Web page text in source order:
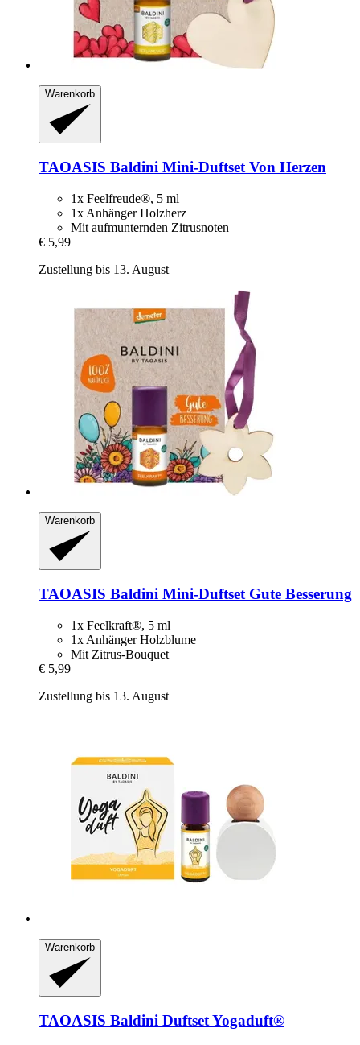
Warenkorb
TAOASIS Baldini Mini-​Duftset Von Herzen
1x Feelfreude®, 5 ml
1x Anhänger Holzherz
Mit aufmunternden Zitrusnoten
€ 5,99
Zustellung bis 13. August
Warenkorb
TAOASIS Baldini Mini-​Duftset Gute Besserung
1x Feelkraft®, 5 ml
1x Anhänger Holzblume
Mit Zitrus-Bouquet
€ 5,99
Zustellung bis 13. August
Warenkorb
TAOASIS Baldini Duftset Yogaduft®